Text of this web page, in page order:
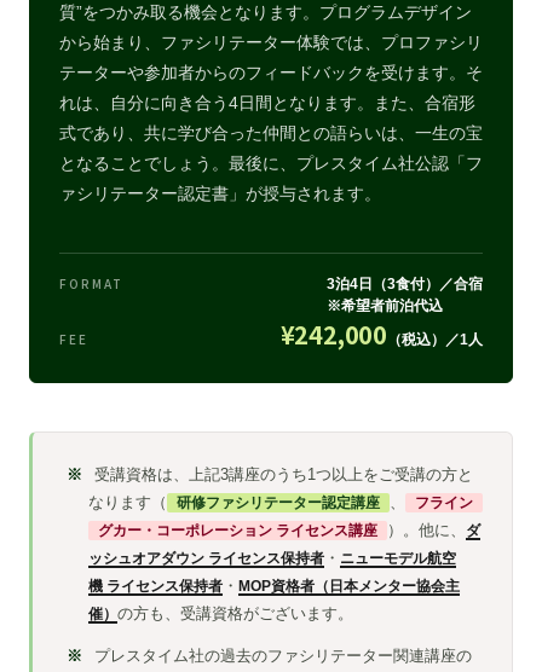
質”をつかみ取る機会となります。プログラムデザイン
から始まり、ファシリテーター体験では、プロファシリ
テーターや参加者からのフィードバックを受けます。そ
れは、自分に向き合う4日間となります。また、合宿形
式であり、共に学び合った仲間との語らいは、一生の宝
となることでしょう。最後に、プレスタイム社公認「フ
ァシリテーター認定書」が授与されます。
FORMAT
3泊4日（3食付）／合宿
※希望者前泊代込
FEE ¥242,000 （税込）／1人
受講資格は、上記3講座のうち1つ以上をご受講の方と
なります（
研修ファシリテーター認定講座
フライン
グカー・コーポレーション ライセンス講座
）。他に、
ダ
ッシュオアダウン ライセンス保持者・ ニューモデル航空
機 ライセンス保持者・ MOP資格者（日本メンター協会主
催） の方も、受講資格がございます。
プレスタイム社の過去のファシリテーター関連講座の